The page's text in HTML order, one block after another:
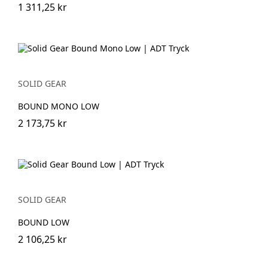
1 311,25 kr
SOLID GEAR
BOUND MONO LOW
2 173,75 kr
SOLID GEAR
BOUND LOW
2 106,25 kr